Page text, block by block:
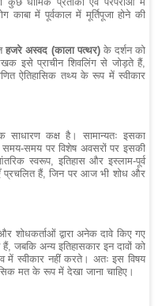
धार्मिक प्रतीकों एवं परंपराओं में
में पूर्वकाल में मूर्तिपूजा होने की
हजरे अस्वद (काला पत्थर)के दर्शन को
इसे प्राचीन शिवलिंग से जोड़ते हैं,
ऐतिहासिक तथ्य के रूप में स्वीकार
कक्ष है। सामान्यतः इसका
समय पर विशेष अवसरों पर इसकी
स्वरूप, इतिहास और इस्लाम-पूर्व
प्रचलित हैं, जिन पर आज भी शोध और
शोधकर्ताओं द्वारा अनेक दावे किए गए
जबकि अन्य इतिहासकार इन दावों को
में स्वीकार नहीं करते। अतः इस विषय
मत के रूप में देखा जाना चाहिए।